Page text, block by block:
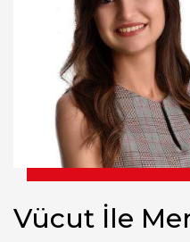
Vücut İle